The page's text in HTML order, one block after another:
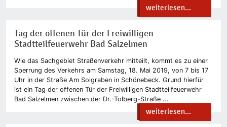
weiterlesen...
Tag der offenen Tür der Freiwilligen
Stadtteilfeuerwehr Bad Salzelmen
Wie das Sachgebiet Straßenverkehr mitteilt, kommt es zu einer
Sperrung des Verkehrs am Samstag, 18. Mai 2019, von 7 bis 17
Uhr in der Straße Am Solgraben in Schönebeck. Grund hierfür
ist ein Tag der offenen Tür der Freiwilligen Stadtteilfeuerwehr
Bad Salzelmen zwischen der Dr.-Tolberg-Straße ...
weiterlesen...